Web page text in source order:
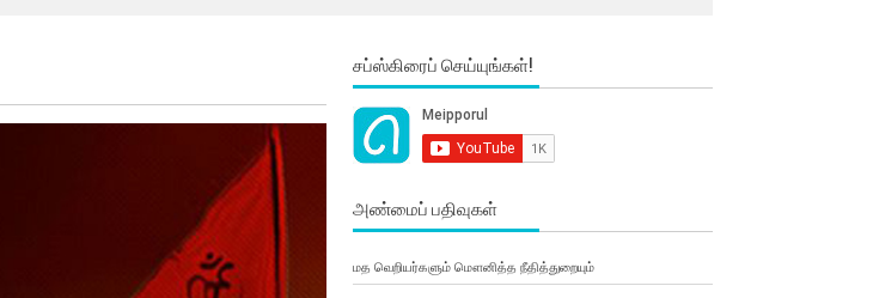
சப்ஸ்கிரைப் செய்யுங்கள்!
அண்மைப் பதிவுகள்
மத வெறியர்களும் மௌனித்த நீதித்துறையும்